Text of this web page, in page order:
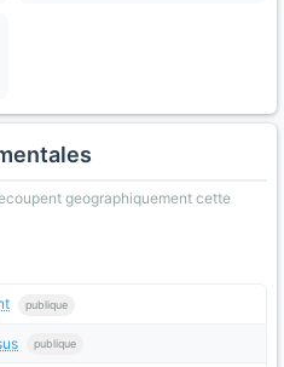
geographiquement cette
publique
publique